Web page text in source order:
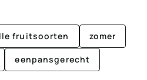
fruitsoorten zomer
eenpansgerecht